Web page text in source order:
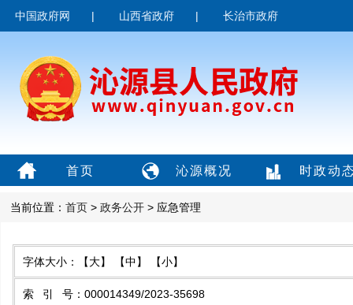
中国政府网 | 山西省政府 | 长治市政府
首页 沁源概况 时政动
当前位置： 首页 > 政务公开 > 应急管理
字体大小： 【大】 【中】 【小】
索引号 ： 000014349/2023-35698